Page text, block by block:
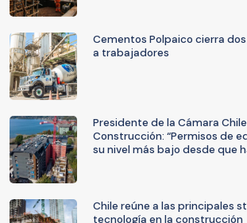
Cementos Polpaico cierra
a trabajadores
Presidente de la Cámara
Construcción: “Permisos de
su nivel más bajo desde que
Chile reúne a las principales
tecnología en la construcción